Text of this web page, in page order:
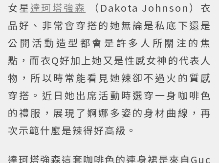
女星 達珂塔強森
（Dakota Johnson）衣
品好、非常會穿搭的她無論是私底下還是
公開活動造型都會是許多人所關注的焦
點，而衣Q好加上她又是性感女神的代表人
物，所以時常能看見她辣卻不過火的質感
穿搭。近日她出席活動時選穿一身咖啡色
的禮服，展現了婀娜多姿的身材曲線，再
次示範什麼是辣得好高級。
達珂塔強森這套咖啡色的連身裙是來自Guc